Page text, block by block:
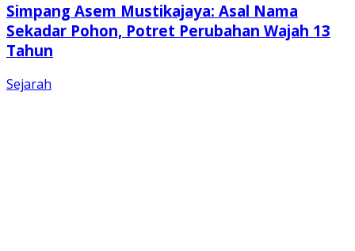
Simpang Asem Mustikajaya: Asal Nama
Sekadar Pohon, Potret Perubahan Wajah 13
Tahun
Sejarah